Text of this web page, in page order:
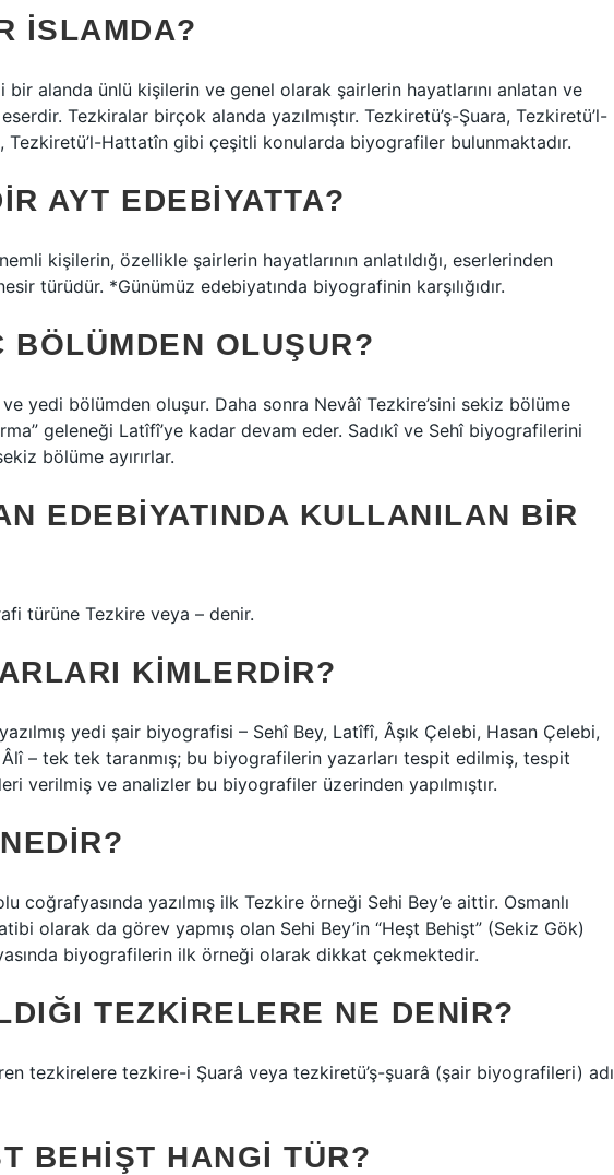
ISLAMDA?
alanda ünlü kişilerin ve genel olarak şairlerin hayatlarını anlatan ve
Tezkiralar birçok alanda yazılmıştır. Tezkiretü’ş-Şuara, Tezkiretü’l-
Tezkiretü’l-Hattatîn gibi çeşitli konularda biyografiler bulunmaktadır.
AYT EDEBIYATTA?
kişilerin, özellikle şairlerin hayatlarının anlatıldığı, eserlerinden
türüdür. *Günümüz edebiyatında biyografinin karşılığıdır.
BÖLÜMDEN OLUŞUR?
yedi bölümden oluşur. Daha sonra Nevâî Tezkire’sini sekiz bölüme
geleneği Latîfî’ye kadar devam eder. Sadıkî ve Sehî biyografilerini
bölüme ayırırlar.
EDEBIYATINDA KULLANILAN BIR
türüne Tezkire veya – denir.
KIMLERDIR?
yedi şair biyografisi – Sehî Bey, Latîfî, Âşık Çelebi, Hasan Çelebi,
– tek tek taranmış; bu biyografilerin yazarları tespit edilmiş, tespit
verilmiş ve analizler bu biyografiler üzerinden yapılmıştır.
coğrafyasında yazılmış ilk Tezkire örneği Sehi Bey’e aittir. Osmanlı
olarak da görev yapmış olan Sehi Bey’in “Heşt Behişt” (Sekiz Gök)
biyografilerin ilk örneği olarak dikkat çekmektedir.
TEZKIRELERE NE DENIR?
tezkirelere tezkire-i Şuarâ veya tezkiretü’ş-şuarâ (şair biyografileri) adı
BEHIŞT HANGI TÜR?